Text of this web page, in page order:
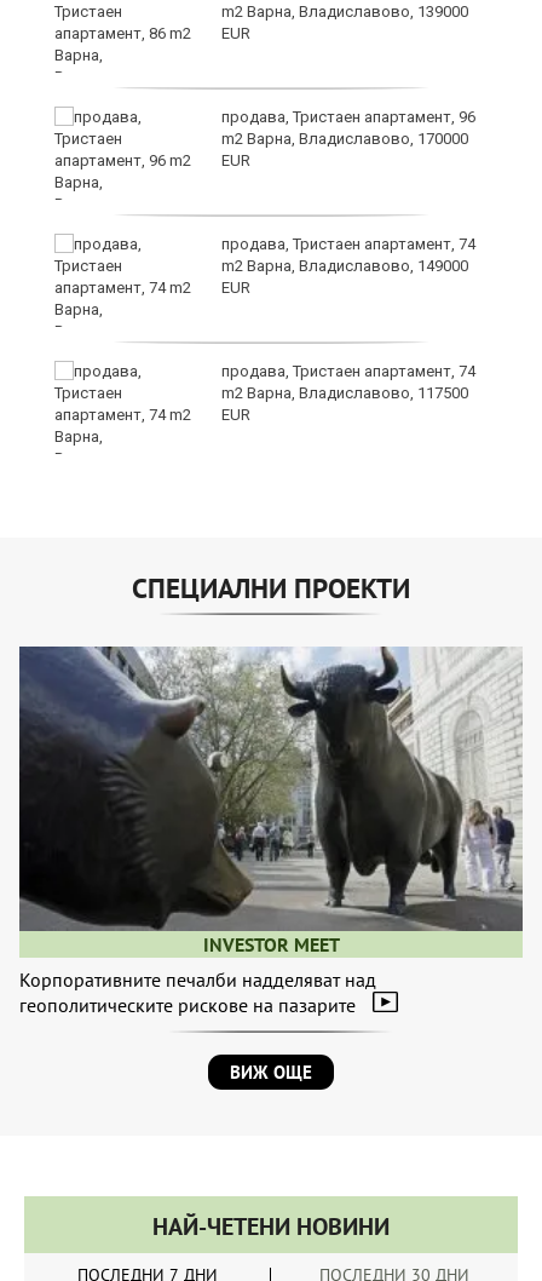
m2 Варна, Владиславово, 139000
EUR
продава, Тристаен апартамент, 96
m2 Варна, Владиславово, 170000
EUR
продава, Тристаен апартамент, 74
m2 Варна, Владиславово, 149000
EUR
продава, Тристаен апартамент, 74
m2 Варна, Владиславово, 117500
EUR
СПЕЦИАЛНИ ПРОЕКТИ
INVESTOR MEET
Корпоративните печалби надделяват над
геополитическите рискове на пазарите
ВИЖ ОЩЕ
НАЙ-ЧЕТЕНИ НОВИНИ
ПОСЛЕДНИ 7 ДНИ ПОСЛЕДНИ 30 ДНИ